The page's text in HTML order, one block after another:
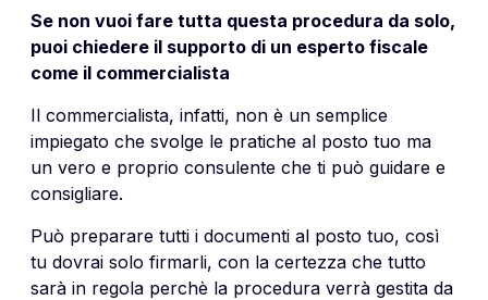
Se non vuoi fare tutta questa procedura da solo,
puoi chiedere il supporto di un esperto fiscale
come il commercialista
Il commercialista, infatti, non è un semplice
impiegato che svolge le pratiche al posto tuo ma
un vero e proprio consulente che ti può guidare e
consigliare.
Può preparare tutti i documenti al posto tuo, così
tu dovrai solo firmarli, con la certezza che tutto
sarà in regola perchè la procedura verrà gestita da